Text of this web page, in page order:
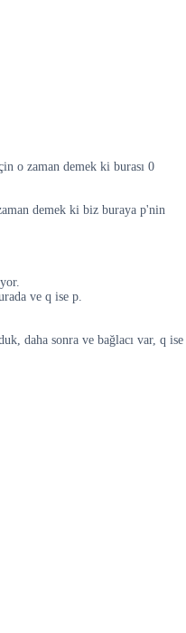
o zaman demek ki burası 0
demek ki biz buraya p'nin
ve q ise p.
daha sonra ve bağlacı var, q ise